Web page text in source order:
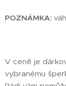
POZNÁMKA:
V ceně je
vybranému